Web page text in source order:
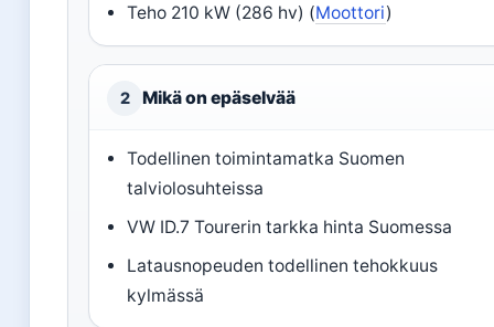
Teho 210 kW (286 hv) (Moottori)
2 Mikä on epäselvää
Todellinen toimintamatka Suomen
talviolosuhteissa
VW ID.7 Tourerin tarkka hinta Suomessa
Latausnopeuden todellinen tehokkuus
kylmässä